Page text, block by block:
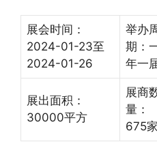
展会时间：
2024-01-23至
2024-01-26
举办
期：
年一
展出面积：
30000平方
展商
量：
675家